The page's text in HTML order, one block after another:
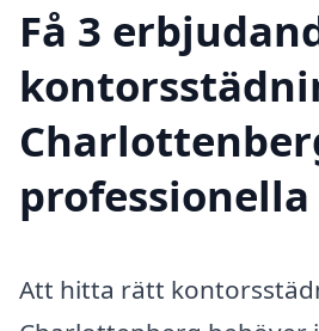
Få 3
Att hitta rätt